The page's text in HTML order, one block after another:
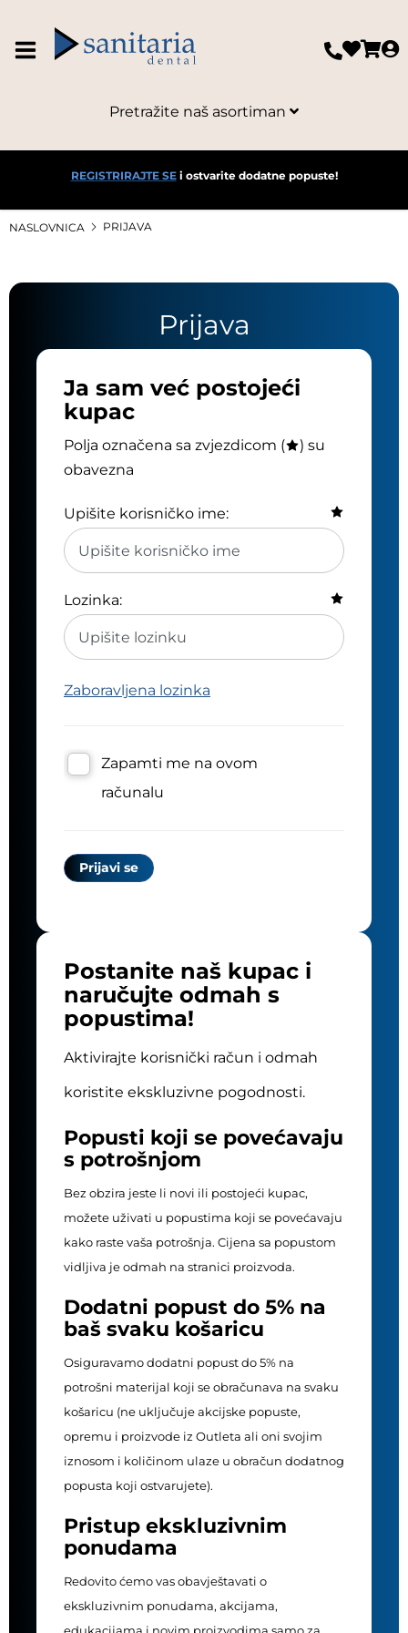
Pretražite naš asortiman
REGISTRIRAJTE SEi ostvarite dodatne popuste!
NASLOVNICA PRIJAVA
Prijava
Ja sam već postojeći
kupac
Polja označena sa zvjezdicom (
) su
obavezna
Upišite korisničko ime:
Lozinka:
Zaboravljena lozinka
Zapamti me na ovom
računalu
Postanite naš kupac i
naručujte odmah s
popustima!
Aktivirajte korisnički račun i odmah
koristite ekskluzivne pogodnosti.
Popusti koji se povećavaju
s potrošnjom
Bez obzira jeste li novi ili postojeći kupac,
možete uživati u popustima koji se povećavaju
kako raste vaša potrošnja. Cijena sa popustom
vidljiva je odmah na stranici proizvoda.
Dodatni popust do 5% na
baš svaku košaricu
Osiguravamo dodatni popust do 5% na
potrošni materijal koji se obračunava na svaku
košaricu (ne uključuje akcijske popuste,
opremu i proizvode iz Outleta ali oni svojim
iznosom i količinom ulaze u obračun dodatnog
popusta koji ostvarujete).
Pristup ekskluzivnim
ponudama
Redovito ćemo vas obavještavati o
ekskluzivnim ponudama, akcijama,